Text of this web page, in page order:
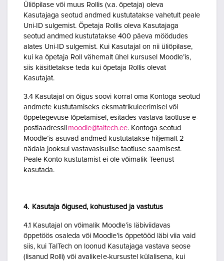
Üliõpilase või muus Rollis (v.a. õpetaja) oleva
Kasutajaga seotud andmed kustutatakse vahetult peale
Uni-ID sulgemist. Õpetaja Rollis oleva Kasutajaga
seotud andmed kustutatakse 400 päeva möödudes
alates Uni-ID sulgemist. Kui Kasutajal on nii üliõpilase,
kui ka õpetaja Roll vähemalt ühel kursusel Moodle’is,
siis käsitletakse teda kui õpetaja Rollis olevat
Kasutajat.
3.4 Kasutajal on õigus soovi korral oma Kontoga seotud
andmete kustutamiseks eksmatrikuleerimisel või
õppetegevuse lõpetamisel, esitades vastava taotluse e-
postiaadressil moodle@taltech.ee. Kontoga seotud
Moodle’is asuvad andmed kustutatakse hiljemalt 2
nädala jooksul vastavasisulise taotluse saamisest.
Peale Konto kustutamist ei ole võimalik Teenust
kasutada.
4. Kasutaja õigused, kohustused ja vastutus
4.1 Kasutajal on võimalik Moodle’is läbiviidavas
õppetöös osaleda või Moodle’is õppetööd läbi viia vaid
siis, kui TalTech on loonud Kasutajaga vastava seose
(lisanud Rolli) või avalikel e-kursustel külalisena, kui